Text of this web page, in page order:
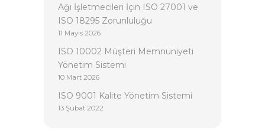
Ağı İşletmecileri İçin ISO 27001 ve
ISO 18295 Zorunluluğu
11 Mayıs 2026
ISO 10002 Müşteri Memnuniyeti
Yönetim Sistemi
10 Mart 2026
ISO 9001 Kalite Yönetim Sistemi
13 Şubat 2022